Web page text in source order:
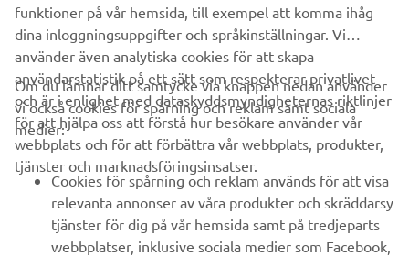
FÖRETAG
B2B
UTFORSKA YAMAHA
funktioner på vår hemsida, till exempel att komma ihåg
dina inloggningsuppgifter och språkinställningar. Vi
använder även analytiska cookies för att skapa
användarstatistik på ett sätt som respekterar privatlivet
och är i enlighet med dataskyddsmyndigheternas riktlinjer
för att hjälpa oss att förstå hur besökare använder vår
webbplats och för att förbättra vår webbplats, produkter,
tjänster och marknadsföringsinsatser.
Om du lämnar ditt samtycke via knappen nedan använder
vi också cookies för spårning och reklam samt sociala
medier:
Cookies för spårning och reklam används för att visa
relevanta annonser av våra produkter och skräddarsy
tjänster för dig på vår hemsida samt på tredjeparts
webbplatser, inklusive sociala medier som Facebook,